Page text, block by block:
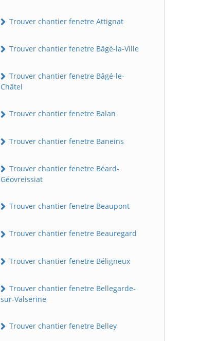
Trouver chantier fenetre Attignat
Trouver chantier fenetre Bâgé-la-Ville
Trouver chantier fenetre Bâgé-le-
Châtel
Trouver chantier fenetre Balan
Trouver chantier fenetre Baneins
Trouver chantier fenetre Béard-
Géovreissiat
Trouver chantier fenetre Beaupont
Trouver chantier fenetre Beauregard
Trouver chantier fenetre Béligneux
Trouver chantier fenetre Bellegarde-
sur-Valserine
Trouver chantier fenetre Belley